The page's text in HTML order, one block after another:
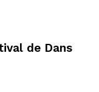
de Dans